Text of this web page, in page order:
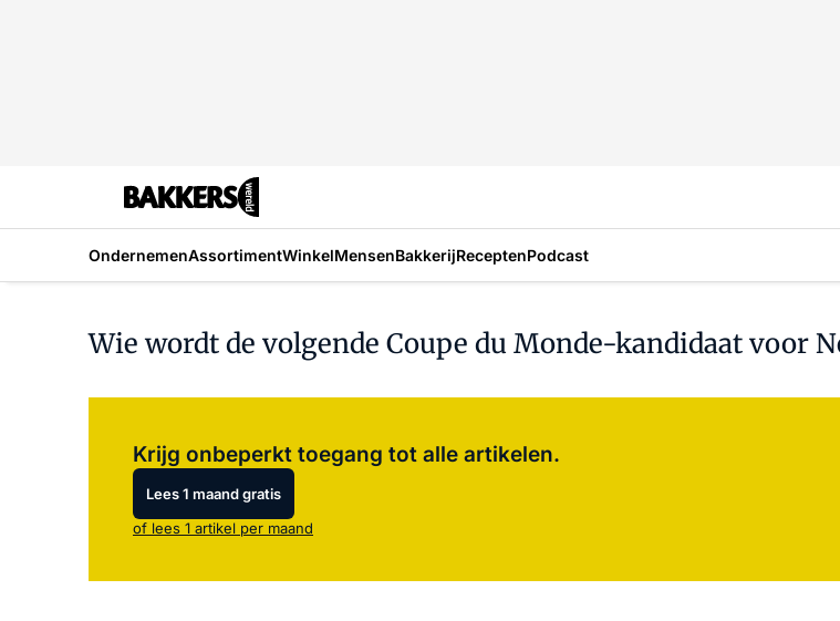
OndernemenAssortimentWinkelMensenBakkerijReceptenPodcast
Wie wordt de volgende Coupe du Monde-kandidaat voor
Krijg onbeperkt toegang tot alle artikelen.
Lees 1 maand gratis
of lees 1 artikel per maand